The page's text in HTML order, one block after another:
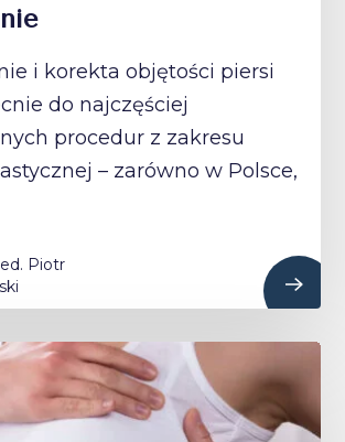
i korekta objętości piersi
do najczęściej
procedur z zakresu
– zarówno w Polsce,
Piotr